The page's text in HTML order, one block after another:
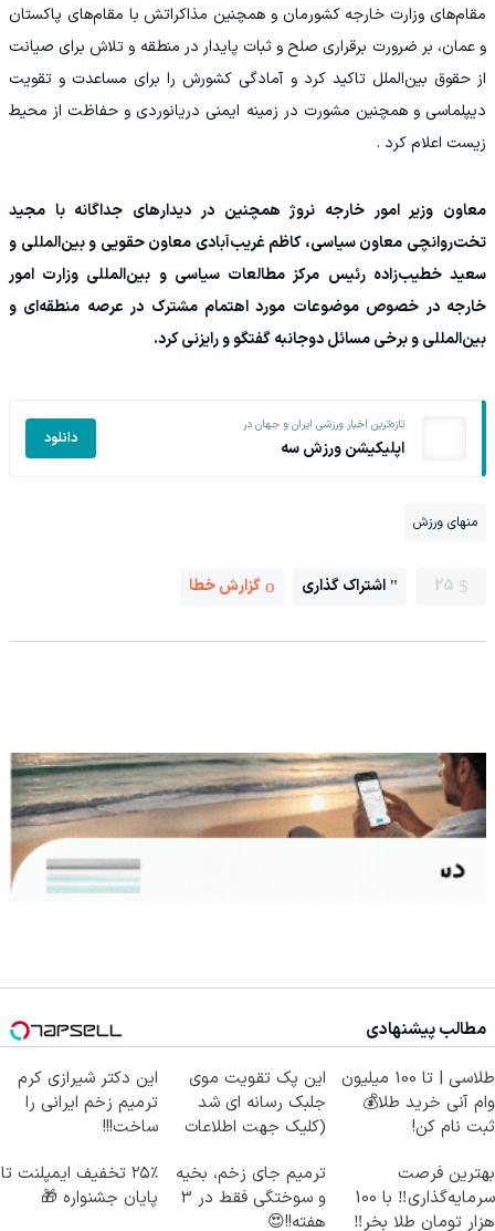
مقام‌های وزارت خارجه کشورمان و همچنین مذاکراتش با مقام‌های پاکستان
و عمان، بر ضرورت برقراری صلح و ثبات پایدار در منطقه و تلاش برای صیانت
از حقوق بین‌الملل تاکید کرد و آمادگی کشورش را برای مساعدت و تقویت
دیپلماسی و همچنین مشورت در زمینه ایمنی دریانوردی و حفاظت از محیط
زیست اعلام کرد .
معاون وزیر امور خارجه نروژ همچنین در دیدارهای جداگانه با مجید
تخت‌روانچی معاون سیاسی، کاظم غریب‌آبادی معاون حقویی و بین‌المللی و
سعید خطیب‌زاده رئیس مرکز مطالعات سیاسی و بین‌المللی وزارت امور
خارجه در خصوص موضوعات مورد اهتمام مشترک در عرصه منطقه‌ای و
بین‌المللی و برخی مسائل دوجانبه گفتگو و رایزنی کرد.
تازه‌ترین اخبار ورزشی ایران و جهان در
اپلیکیشن ورزش سه دانلود
منهای ورزش
25 اشتراک گذاری گزارش خطا
مطالب پیشنهادی
طلاسی | تا 100 میلیون
وام آنی خرید طلا💰
ثبت نام کن!
این پک تقویت موی
جلبک رسانه ای شد
(کلیک جهت اطلاعات
این دکتر شیرازی کرم
ترمیم زخم ایرانی را
ساخت!!!
بهترین فرصت
سرمایه‌گذاری‼️ با 100
هزار تومان طلا بخر‼️
ترمیم جای زخم، بخیه
و سوختگی فقط در 3
هفته!!😍
۲۵٪ تخفیف ایمپلنت تا
پایان جشنواره 🎁